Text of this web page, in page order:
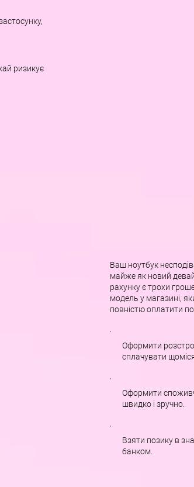
ризикує
Ваш ноутбук
майже як новий
рахунку є трохи
модель у магазині,
повністю оплатити
Оформити
сплачувати
Оформити
швидко і зручно.
Взяти позику в
банком.